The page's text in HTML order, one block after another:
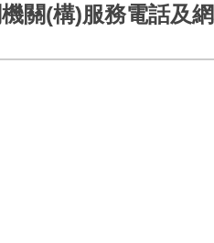
關(構)服務電話及